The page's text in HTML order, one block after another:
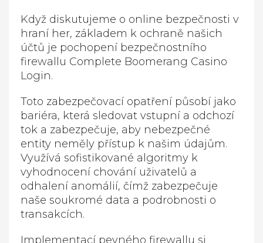
Když diskutujeme o online bezpečnosti v
hraní her, základem k ochraně našich
účtů je pochopení bezpečnostního
firewallu Complete Boomerang Casino
Login.
Toto zabezpečovací opatření působí jako
bariéra, která sledovat vstupní a odchozí
tok a zabezpečuje, aby nebezpečné
entity neměly přístup k našim údajům.
Využívá sofistikované algoritmy k
vyhodnocení chování uživatelů a
odhalení anomálií, čímž zabezpečuje
naše soukromé data a podrobnosti o
transakcích.
Implementací pevného firewallu si